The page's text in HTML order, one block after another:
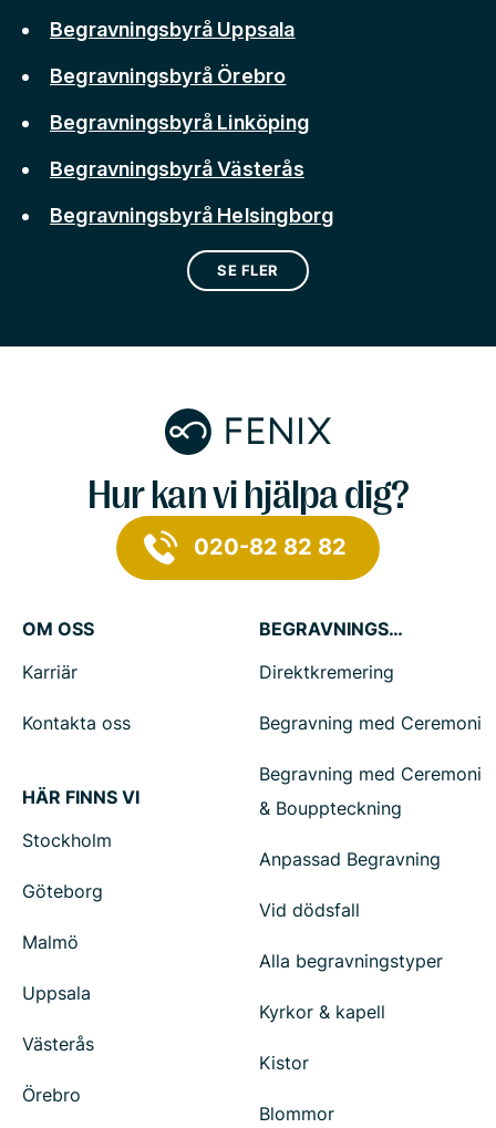
Begravningsbyrå Uppsala
Begravningsbyrå Örebro
Begravningsbyrå Linköping
Begravningsbyrå Västerås
Begravningsbyrå Helsingborg
SE FLER
Hur kan vi hjälpa dig?
020-82 82 82
OM OSS
Karriär
Kontakta oss
HÄR FINNS VI
Stockholm
Göteborg
Malmö
Uppsala
Västerås
Örebro
BEGRAVNINGSTJÄNSTER
Direktkremering
Begravning med Ceremoni
Begravning med Ceremoni
& Bouppteckning
Anpassad Begravning
Vid dödsfall
Alla begravningstyper
Kyrkor & kapell
Kistor
Blommor